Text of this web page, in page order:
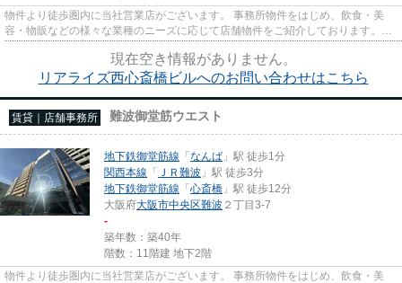
物件より徒歩圏内に当社営業店がございます。 事務所物件をはじめ、飲食・美
容・物販などの様々な業種のニーズに応じて店舗物件をご紹介しております。
尚、弊社ではおとり広告は一切...
現在空き情報がありません。
リアライズ西心斎橋ビルへのお問い合わせはこちら
賃貸｜店舗事務所 難波御堂筋ウエスト
地下鉄御堂筋線 「なんば 」駅 徒歩1分
関西本線 「 ＪＲ難波 」駅 徒歩3分
地下鉄御堂筋線 「心斎橋 」駅 徒歩12分
大阪府大阪市中央区難波 ２丁目3-7
-
築年数：築40年
階数：11階建 地下2階
物件より徒歩圏内に当社営業店がございます。 事務所物件をはじめ、飲食・美